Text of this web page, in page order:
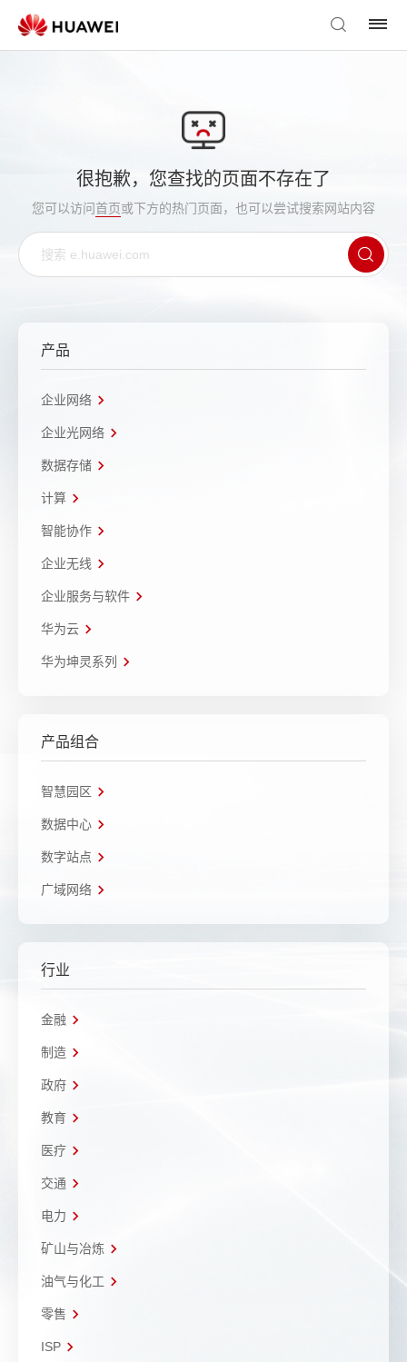
很抱歉，您查找的页面不存在了
您可以访问首页或下方的热门页面，也可以尝试搜索网站内容
产品
企业网络
企业光网络
数据存储
计算
智能协作
企业无线
企业服务与软件
华为云
华为坤灵系列
产品组合
智慧园区
数据中心
数字站点
广域网络
行业
金融
制造
政府
教育
医疗
交通
电力
矿山与冶炼
油气与化工
零售
ISP